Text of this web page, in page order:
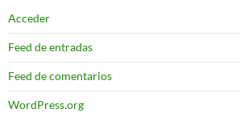
Acceder
Feed de entradas
Feed de comentarios
WordPress.org